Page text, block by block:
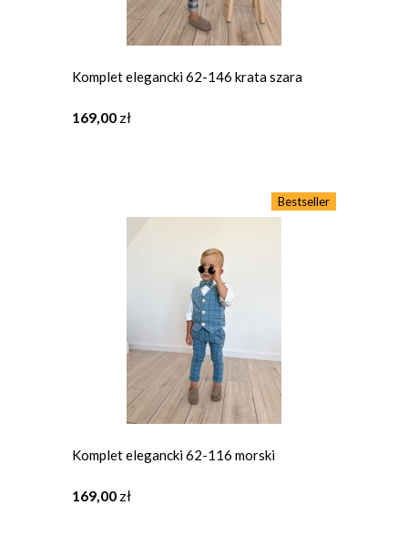
Komplet elegancki 62-146 krata szara
169,00 zł
Bestseller
Komplet elegancki 62-116 morski
169,00 zł